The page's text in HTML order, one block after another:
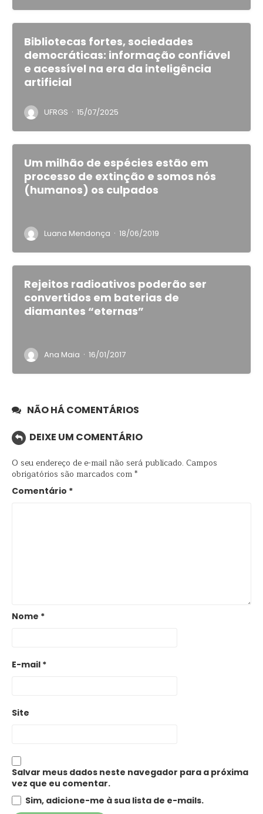
Bibliotecas fortes, sociedades
democráticas: informação confiável
e acessível na era da inteligência
artificial
UFRGS · 15/07/2025
Um milhão de espécies estão em
processo de extinção e somos nós
(humanos) os culpados
Luana Mendonça · 18/06/2019
Rejeitos radioativos poderão ser
convertidos em baterias de
diamantes “eternas”
Ana Maia · 16/01/2017
NÃO HÁ COMENTÁRIOS
DEIXE UM COMENTÁRIO
O seu endereço de e-mail não será publicado. Campos
obrigatórios são marcados com*
Comentário *
Nome *
E-mail *
Site
Salvar meus dados neste navegador para a próxima
vez que eu comentar.
Sim, adicione-me à sua lista de e-mails.